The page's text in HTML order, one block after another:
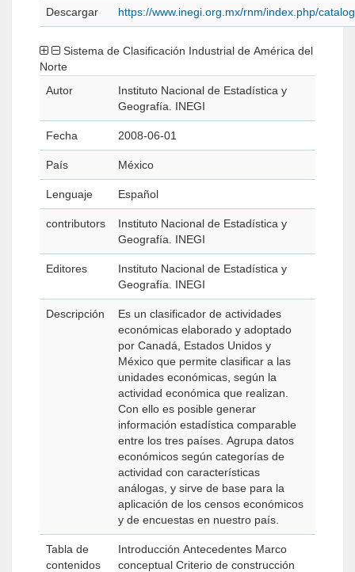
Descargar https://www.inegi.org.mx/rnm/index.php/
Norte
Autor
Instituto Nacional de Estadística y
Geografía. INEGI
Fecha 2008-06-01
País México
Lenguaje Español
contributors
Instituto Nacional de Estadística y
Geografía. INEGI
Editores
Instituto Nacional de Estadística y
Geografía. INEGI
Descripción
Es un clasificador de actividades
económicas elaborado y adoptado
por Canadá, Estados Unidos y
México que permite clasificar a las
unidades económicas, según la
actividad económica que realizan.
Con ello es posible generar
información estadística comparable
entre los tres países. Agrupa datos
económicos según categorías de
actividad con características
análogas, y sirve de base para la
aplicación de los censos económicos
y de encuestas en nuestro país.
Tabla de
contenidos
Introducción Antecedentes Marco
conceptual Criterio de construcción